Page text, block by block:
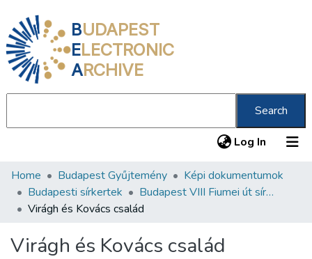
BUDAPEST
ELECTRONIC
ARCHIVE
Search
Log In (current)
Communities & Collections
All of DSpace
Home Budapest Gyűjtemény
Képi dokumentumok
Budapesti sírkertek
Budapest VIII Fiumei út sírkert 2. rész
Virágh és Kovács család
Virágh és Kovács család